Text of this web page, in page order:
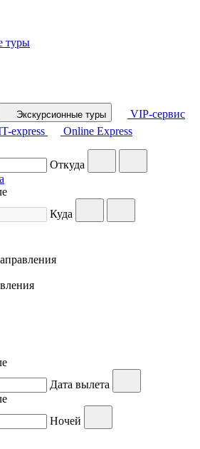
туры
Экскурсионные туры
VIP-сервис
express Online Express
Откуда
Куда
Дата вылета
Ночей